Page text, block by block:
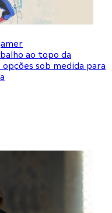
ao topo da
sob medida para